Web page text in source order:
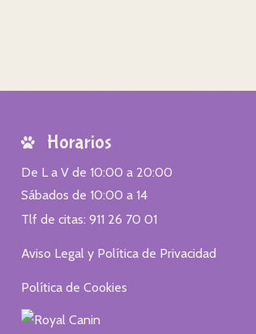
Horarios
De L a V de 10:00 a 20:00
Sábados de 10:00 a 14
Tlf de citas: 911 26 70 01
Aviso Legal y Política de Privacidad
Política de Cookies